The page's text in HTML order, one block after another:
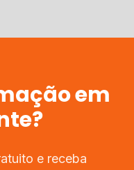
em
?
e receba